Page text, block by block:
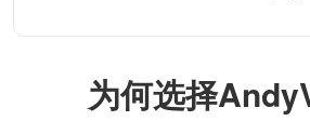
为何选择